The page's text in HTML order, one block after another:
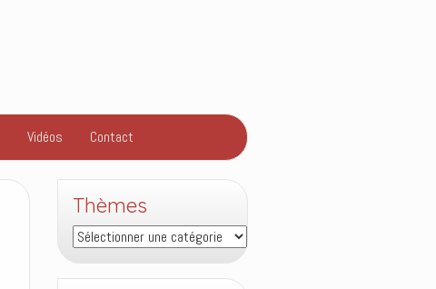
Vidéos Contact
Thèmes
Thèmes